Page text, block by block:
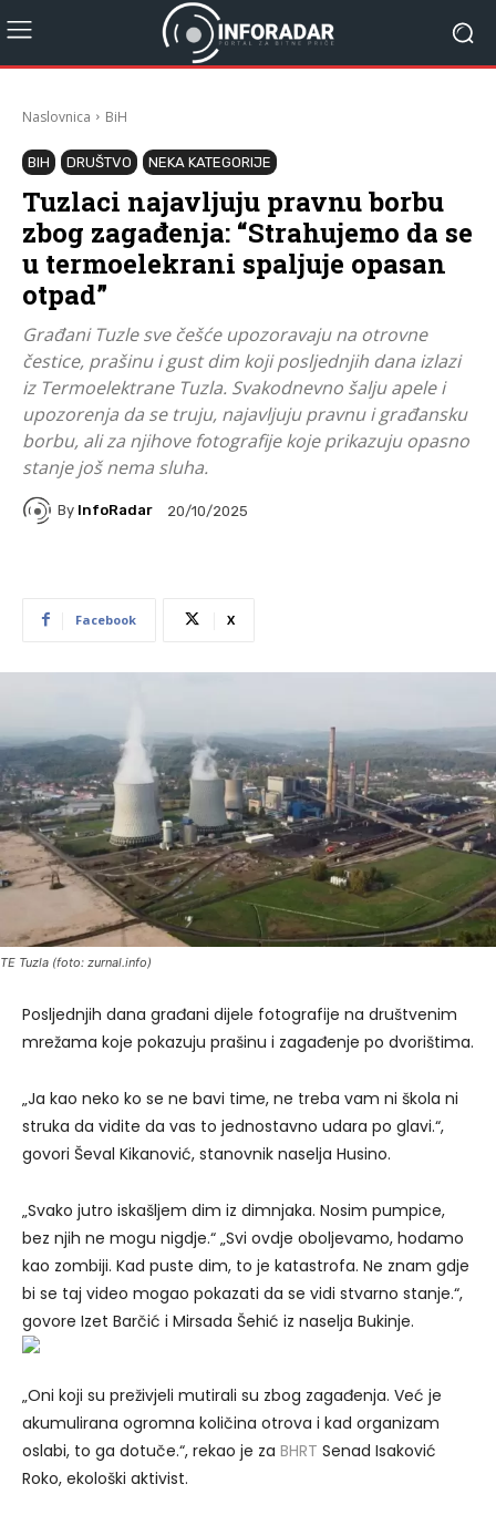
Naslovnica BiH
BIH DRUŠTVO NEKA KATEGORIJE
Tuzlaci najavljuju pravnu borbu
zbog zagađenja: “Strahujemo da se
u termoelekrani spaljuje opasan
otpad”
Građani Tuzle sve češće upozoravaju na otrovne
čestice, prašinu i gust dim koji posljednjih dana izlazi
iz Termoelektrane Tuzla. Svakodnevno šalju apele i
upozorenja da se truju, najavljuju pravnu i građansku
borbu, ali za njihove fotografije koje prikazuju opasno
stanje još nema sluha.
By InfoRadar 20/10/2025
Facebook X
TE Tuzla (foto: zurnal.info)
Posljednjih dana građani dijele fotografije na društvenim
mrežama koje pokazuju prašinu i zagađenje po dvorištima.
„Ja kao neko ko se ne bavi time, ne treba vam ni škola ni
struka da vidite da vas to jednostavno udara po glavi.“,
govori Ševal Kikanović, stanovnik naselja Husino.
„Svako jutro iskašljem dim iz dimnjaka. Nosim pumpice,
bez njih ne mogu nigdje.“ „Svi ovdje oboljevamo, hodamo
kao zombiji. Kad puste dim, to je katastrofa. Ne znam gdje
bi se taj video mogao pokazati da se vidi stvarno stanje.“,
govore Izet Barčić i Mirsada Šehić iz naselja Bukinje.
„Oni koji su preživjeli mutirali su zbog zagađenja. Već je
akumulirana ogromna količina otrova i kad organizam
oslabi, to ga dotuče.“, rekao je za BHRT Senad Isaković
Roko, ekološki aktivist.